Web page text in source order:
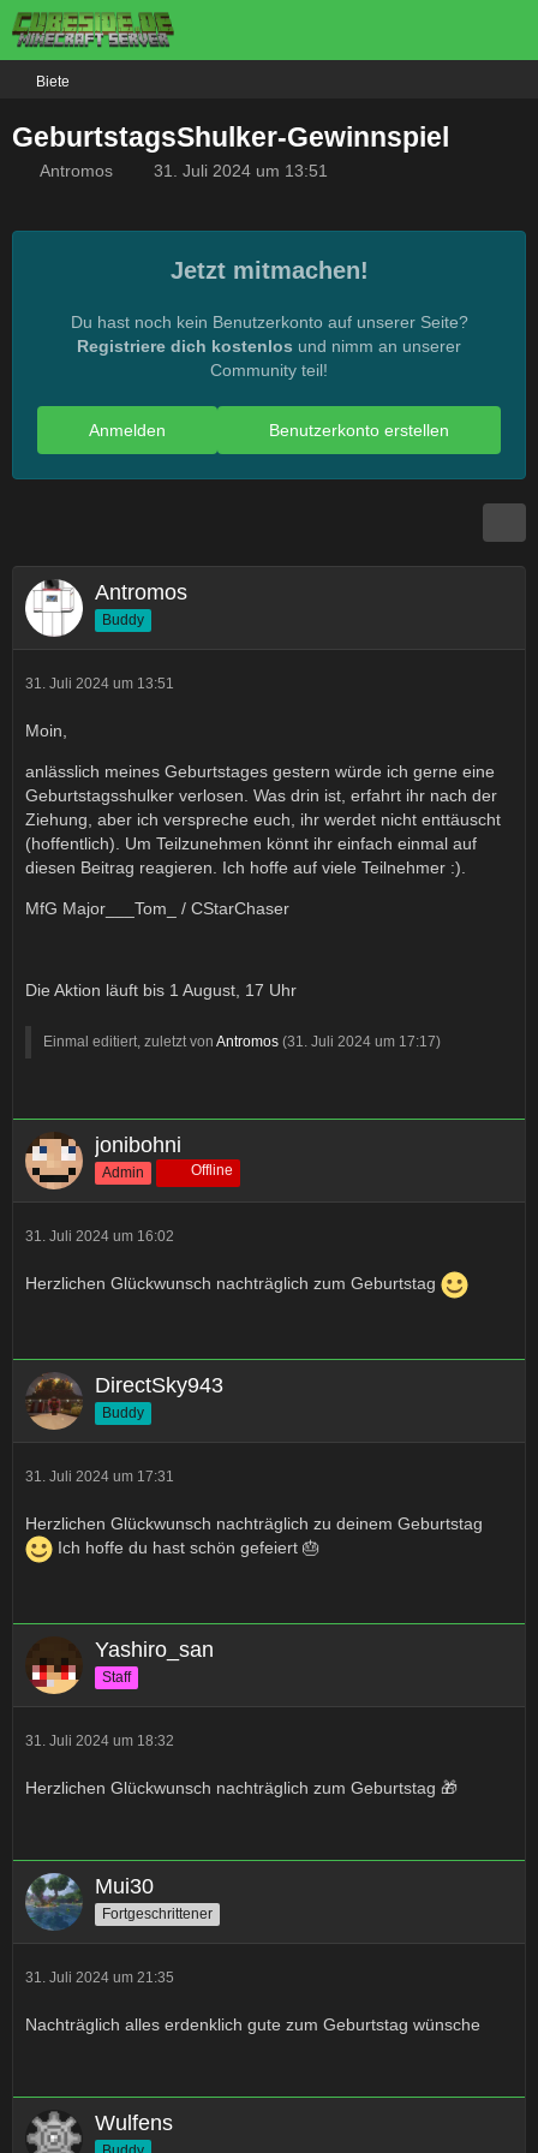
Biete
GeburtstagsShulker-Gewinnspiel
Antromos 31. Juli 2024 um 13:51
Jetzt mitmachen!
Du hast noch kein Benutzerkonto auf unserer Seite?
Registriere dich kostenlos und nimm an unserer
Community teil!
Benutzerkonto erstellen
Anmelden
Antromos
Buddy
31. Juli 2024 um 13:51
Moin,
anlässlich meines Geburtstages gestern würde ich gerne eine
Geburtstagsshulker verlosen. Was drin ist, erfahrt ihr nach der
Ziehung, aber ich verspreche euch, ihr werdet nicht enttäuscht
(hoffentlich). Um Teilzunehmen könnt ihr einfach einmal auf
diesen Beitrag reagieren. Ich hoffe auf viele Teilnehmer :).
MfG Major___Tom_ / CStarChaser
Die Aktion läuft bis 1 August, 17 Uhr
Einmal editiert, zuletzt von Antromos (31. Juli 2024 um 17:17)
jonibohni
Admin Offline
31. Juli 2024 um 16:02
Herzlichen Glückwunsch nachträglich zum Geburtstag
DirectSky943
Buddy
31. Juli 2024 um 17:31
Herzlichen Glückwunsch nachträglich zu deinem Geburtstag
Ich hoffe du hast schön gefeiert 🎂
Yashiro_san
Staff
31. Juli 2024 um 18:32
Herzlichen Glückwunsch nachträglich zum Geburtstag 🎁
Mui30
Fortgeschrittener
31. Juli 2024 um 21:35
Nachträglich alles erdenklich gute zum Geburtstag wünsche
Wulfens